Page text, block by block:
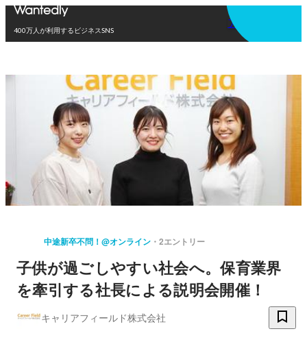
400万人が利用するビジネスSNS
アプリを使う
中途新卒不問！@オンライン 2エントリー
子供が過ごしやすい社会へ。保育業界
を牽引する社長による説明会開催！
キャリアフィールド株式会社